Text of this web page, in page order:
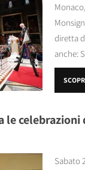
diretta
anche:
le
Sabato